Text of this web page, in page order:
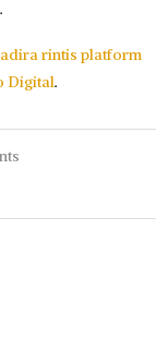
rintis platform
Digital.